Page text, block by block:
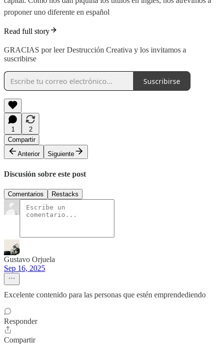
proponer uno diferente en español
Read full story
GRACIAS por leer Destrucción Creativa y los invitamos a
suscribirse
Suscribirse
1
2
Compartir
Anterior
Siguiente
Discusión sobre este post
Comentarios Restacks
Gustavo Orjuela
Sep 16, 2025
Excelente contenido para las personas que estén emprendediendo
Responder
Compartir